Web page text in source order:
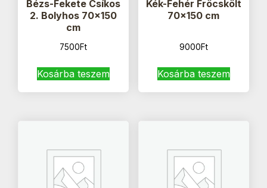
Bézs-Fekete Csíkos
2. Bolyhos 70×150
cm
7500Ft
Kosárba teszem
Kék-Fehér Fröcskölt
70×150 cm
9000Ft
Kosárba teszem